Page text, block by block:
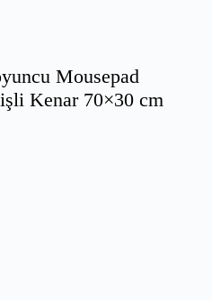
Mousepad
Kenar 70×30 cm